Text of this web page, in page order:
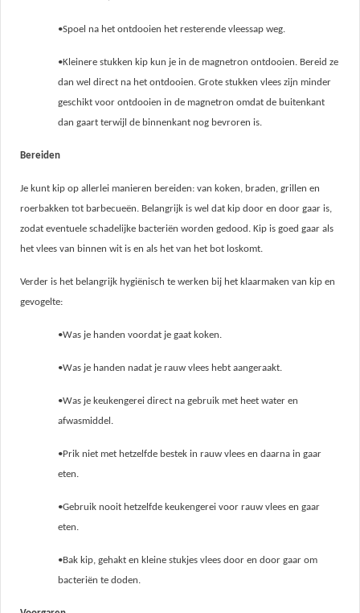
•Spoel na het ontdooien het resterende vleessap weg.
•Kleinere stukken kip kun je in de magnetron ontdooien. Bereid ze
dan wel direct na het ontdooien. Grote stukken vlees zijn minder
geschikt voor ontdooien in de magnetron omdat de buitenkant
dan gaart terwijl de binnenkant nog bevroren is.
Bereiden
Je kunt kip op allerlei manieren bereiden: van koken, braden, grillen en
roerbakken tot barbecueën. Belangrijk is wel dat kip door en door gaar is,
zodat eventuele schadelijke bacteriën worden gedood. Kip is goed gaar als
het vlees van binnen wit is en als het van het bot loskomt.
Verder is het belangrijk hygiënisch te werken bij het klaarmaken van kip en
gevogelte:
•Was je handen voordat je gaat koken.
•Was je handen nadat je rauw vlees hebt aangeraakt.
•Was je keukengerei direct na gebruik met heet water en
afwasmiddel.
•Prik niet met hetzelfde bestek in rauw vlees en daarna in gaar
eten.
•Gebruik nooit hetzelfde keukengerei voor rauw vlees en gaar
eten.
•Bak kip, gehakt en kleine stukjes vlees door en door gaar om
bacteriën te doden.